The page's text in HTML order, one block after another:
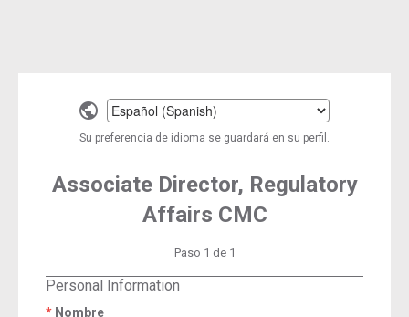
Select
a
language
Su preferencia de idioma se guardará en su perfil.
Associate Director, Regulatory
Affairs CMC
Paso 1 de 1
Personal Information
Nombre